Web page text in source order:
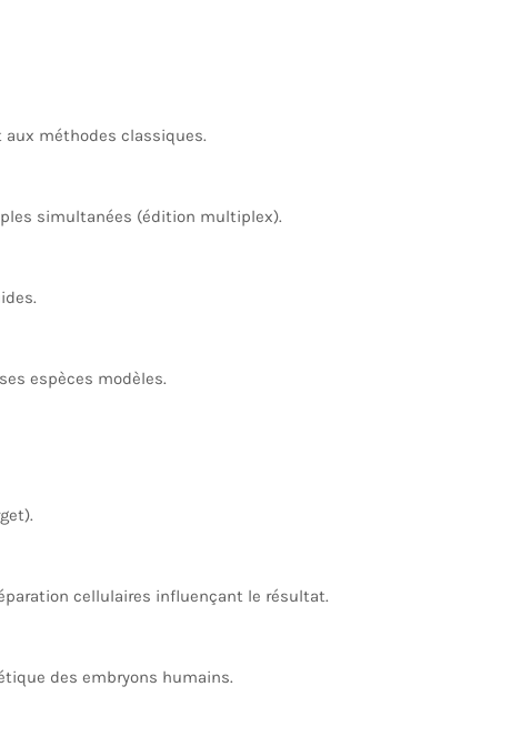
méthodes classiques.
simultanées (édition multiplex).
espèces modèles.
cellulaires influençant le résultat.
des embryons humains.